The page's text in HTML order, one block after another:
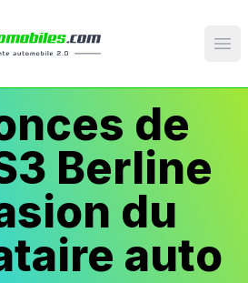
de
Berline
du
auto